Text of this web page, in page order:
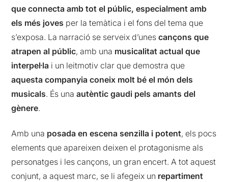
que connecta amb tot el públic, especialment amb
els més joves per la temàtica i el fons del tema que
s’exposa. La narració se serveix d’unescançons que
atrapen al públic, amb una musicalitat actual que
interpel·la i un leitmotiv clar que demostra que
aquesta companyia coneix molt bé el món dels
musicals. És unaautèntic gaudi pels amants del
gènere.
Amb una posada en escena senzilla i potent, els pocs
elements que apareixen deixen el protagonisme als
personatges i les cançons, un gran encert. A tot aquest
conjunt, a aquest marc, se li afegeix un repartiment